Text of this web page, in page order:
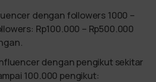
dengan followers 1000 –
Rp100.000 – Rp500.000
dengan pengikut sekitar
100.000 pengikut: